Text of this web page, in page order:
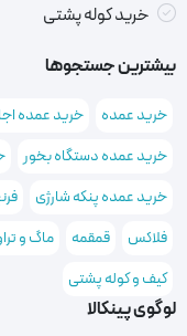
خرید کوله پشتی
بیشترین جستجوها
خرید عمده خرید عمده
خرید عمده دستگاه بخور
خرید عمده پنکه شارژی
فلاکس
قمقمه ماگ و
کیف و کوله پشتی
لوگوی پینکالا